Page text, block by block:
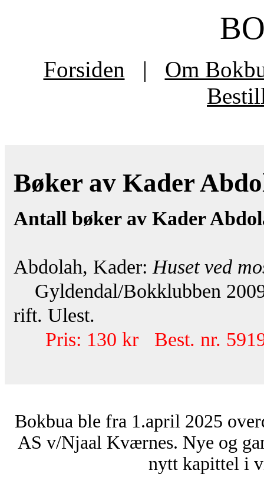
Forsiden |
Om
Bøker av Kader
Antall bøker av Kader
Abdolah, Kader: Huset ved
Gyldendal/Bokklubben
rift. Ulest.
Pris: 130 kr Best. nr.
Bokbua ble fra 1.april 2025
AS v/Njaal Kværnes. Nye og
nytt kapittel i